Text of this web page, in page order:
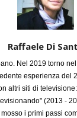
Raffaele Di
Nel 2019 torno
esperienza del
altri siti di
(2013 -
i primi passi